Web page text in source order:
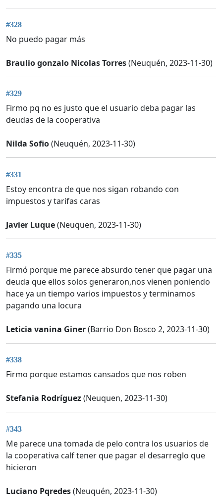
#328
No puedo pagar más
Braulio gonzalo Nicolas Torres(Neuquén, 2023-11-30)
#329
Firmo pq no es justo que el usuario deba pagar las
deudas de la cooperativa
Nilda Sofio(Neuquén, 2023-11-30)
#331
Estoy encontra de que nos sigan robando con
impuestos y tarifas caras
Javier Luque(Neuquen, 2023-11-30)
#335
Firmó porque me parece absurdo tener que pagar una
deuda que ellos solos generaron,nos vienen poniendo
hace ya un tiempo varios impuestos y terminamos
pagando una locura
Leticia vanina Giner(Barrio Don Bosco 2, 2023-11-30)
#338
Firmo porque estamos cansados que nos roben
Stefania Rodríguez(Neuquen, 2023-11-30)
#343
Me parece una tomada de pelo contra los usuarios de
la cooperativa calf tener que pagar el desarreglo que
hicieron
Luciano Pqredes(Neuquén, 2023-11-30)